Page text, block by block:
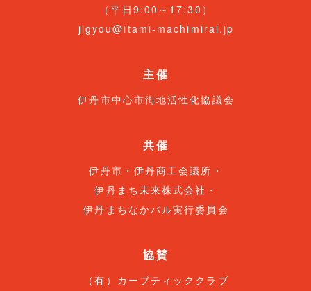
（平日9:00～17:30）
jigyou@itami-machimirai.jp
主催
伊丹市中心市街地活性化協議会
共催
伊丹市・伊丹商工会議所・
伊丹まち未来株式会社・
伊丹まちなかバル実行委員会
協賛
（有）カーブティッククラブ